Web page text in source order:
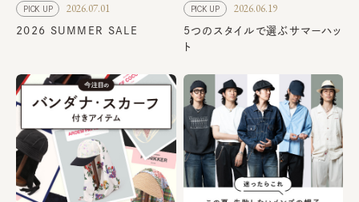
PICK UP 2026.07.01
2026 SUMMER SALE
PICK UP 2026.06.19
5つのスタイルで選ぶサマーハッ
ト